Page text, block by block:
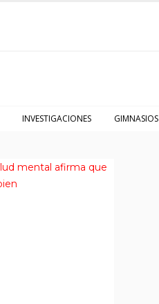
INVESTIGACIONES GIMNASIOS